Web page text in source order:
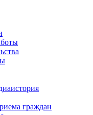
граждан